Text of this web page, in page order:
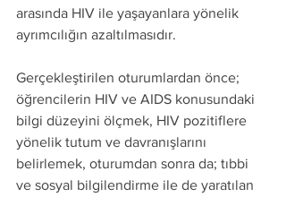
arasında HIV ile yaşayanlara yönelik
ayrımcılığın azaltılmasıdır.
Gerçekleştirilen oturumlardan önce;
öğrencilerin HIV ve AIDS konusundaki
bilgi düzeyini ölçmek, HIV pozitiflere
yönelik tutum ve davranışlarını
belirlemek, oturumdan sonra da; tıbbi
ve sosyal bilgilendirme ile de yaratılan